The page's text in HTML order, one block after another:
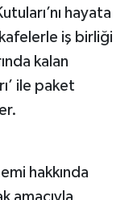
hayata
iş birliği
kalan
ile paket
hakkında